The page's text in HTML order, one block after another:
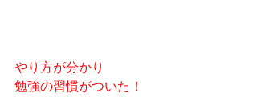
やり方が分かり
勉強の習慣がついた！